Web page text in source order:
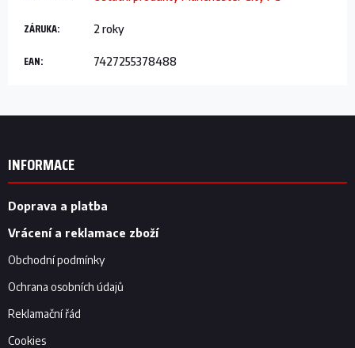
ZÁRUKA: 2 roky
EAN: 7427255378488
Z
INFORMACE
Doprava a platba
Vrácení a reklamace zboží
Obchodní podmínky
Ochrana osobních údajů
Reklamační řád
Cookies